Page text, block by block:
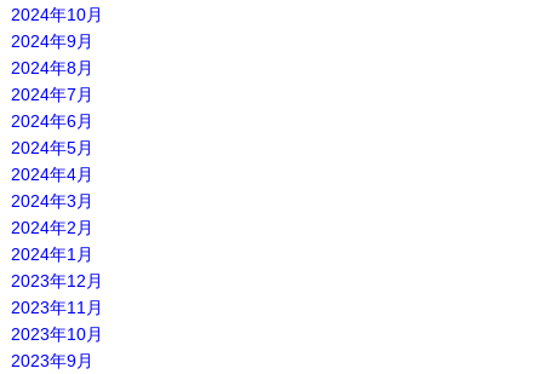
2024年10月
2024年9月
2024年8月
2024年7月
2024年6月
2024年5月
2024年4月
2024年3月
2024年2月
2024年1月
2023年12月
2023年11月
2023年10月
2023年9月